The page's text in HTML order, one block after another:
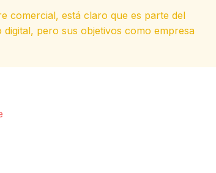
comercial, está claro que es parte del
pero sus objetivos como empresa